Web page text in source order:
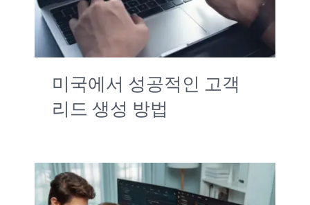
미국에서 성공적인 고객
리드 생성 방법